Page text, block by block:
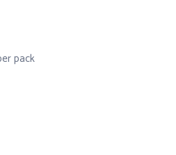
pack